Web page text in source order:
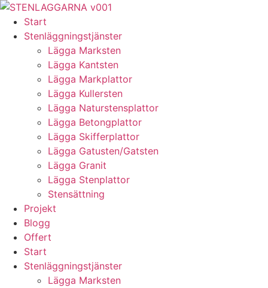
Skip
content
Start
Stenläggningstjänster
Lägga Marksten
Lägga Kantsten
Lägga Markplattor
Lägga Kullersten
Lägga Naturstensplattor
Lägga Betongplattor
Lägga Skifferplattor
Lägga Gatusten/Gatsten
Lägga Granit
Lägga Stenplattor
Stensättning
Projekt
Blogg
Offert
Start
Stenläggningstjänster
Lägga Marksten